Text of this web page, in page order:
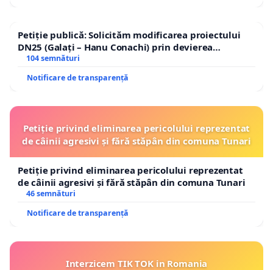
Petiție publică: Solicităm modificarea proiectului
DN25 (Galați – Hanu Conachi) prin devierea
traseului în afara localităților!
104 semnături
Notificare de transparență
Petiție privind eliminarea pericolului reprezentat
de câinii agresivi și fără stăpân din comuna Tunari
Petiție privind eliminarea pericolului reprezentat
de câinii agresivi și fără stăpân din comuna Tunari
46 semnături
Notificare de transparență
Interzicem TIK TOK in Romania